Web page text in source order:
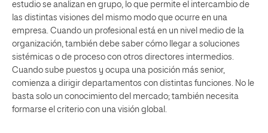
estudio se analizan en grupo, lo que permite el intercambio de
las distintas visiones del mismo modo que ocurre en una
empresa. Cuando un profesional está en un nivel medio de la
organización, también debe saber cómo llegar a soluciones
sistémicas o de proceso con otros directores intermedios.
Cuando sube puestos y ocupa una posición más senior,
comienza a dirigir departamentos con distintas funciones. No le
basta solo un conocimiento del mercado; también necesita
formarse el criterio con una visión global.